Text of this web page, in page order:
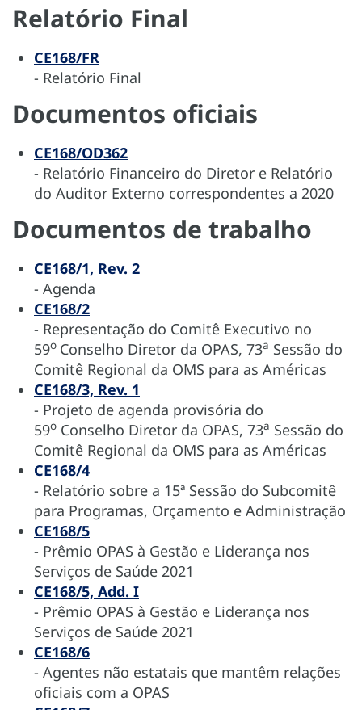
Relatório Final
CE168/FR
- Relatório Final
Documentos oficiais
CE168/OD362
- Relatório Financeiro do Diretor e Relatório
do Auditor Externo correspondentes a 2020
Documentos de trabalho
CE168/1, Rev. 2
- Agenda
CE168/2
- Representação do Comitê Executivo no
59o Conselho Diretor da OPAS, 73a Sessão do
Comitê Regional da OMS para as Américas
CE168/3, Rev. 1
- Projeto de agenda provisória do
59o Conselho Diretor da OPAS, 73a Sessão do
Comitê Regional da OMS para as Américas
CE168/4
- Relatório sobre a 15ª Sessão do Subcomitê
para Programas, Orçamento e Administração
CE168/5
- Prêmio OPAS à Gestão e Liderança nos
Serviços de Saúde 2021
CE168/5, Add. I
- Prêmio OPAS à Gestão e Liderança nos
Serviços de Saúde 2021
CE168/6
- Agentes não estatais que mantêm relações
oficiais com a OPAS